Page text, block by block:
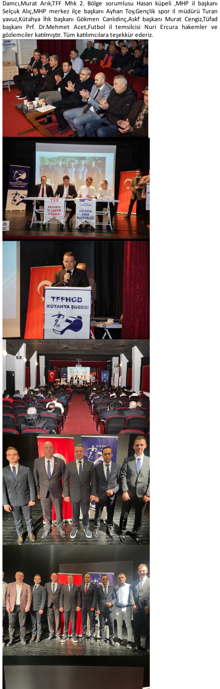
Damcı,Murat Arık,TFF Mhk 2. Bölge sorumlusu Hasan küpeli ,MHP il başkanı
Selçuk Alıç,MHP merkez ilçe başkanı Ayhan Toy,Gençlik spor il müdürü Turan
yavuz,Kütahya İhk başkanı Gökmen Canlıdinç,Askf başkanı Murat Cengiz,Tüfad
başkanı Prf. Dr.Mehmet Acet,Futbol il temsilcisi Nuri Ercura hakemler ve
gözlemciler katılmıştır. Tüm katılımcılara teşekkür ederiz.